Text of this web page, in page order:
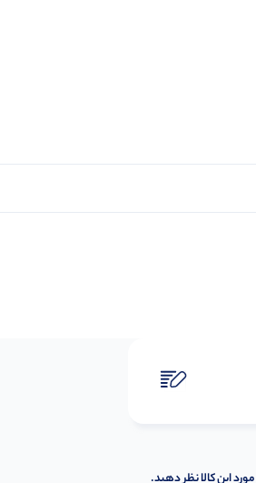
این کالا نظر دهید.